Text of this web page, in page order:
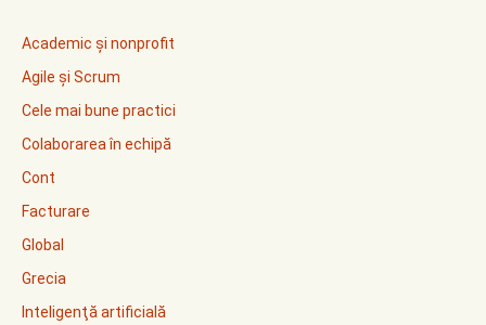
Academic și nonprofit
Agile și Scrum
Cele mai bune practici
Colaborarea în echipă
Cont
Facturare
Global
Grecia
Inteligenţă artificială